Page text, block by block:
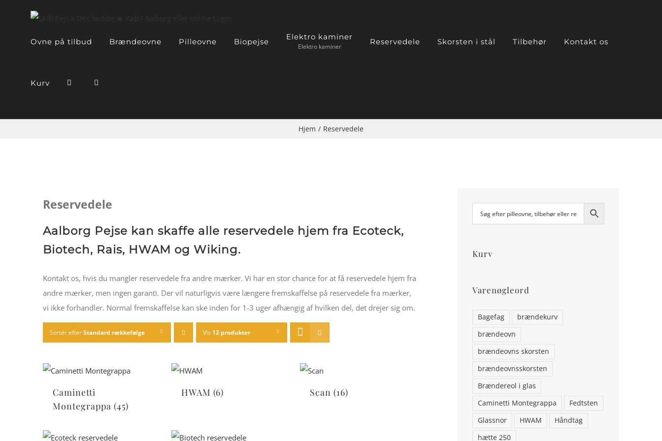
Ovne på tilbud Brændeovne Pilleovne Biopejse
Elektro kaminer
Elektro kaminer
Reservedele Skorsten i stål Tilbehør Kontakt os
Kurv
Hjem / Reservedele
Reservedele
Aalborg Pejse kan skaffe alle reservedele hjem fra Ecoteck,
Biotech, Rais, HWAM og Wiking.
Kontakt os, hvis du mangler reservedele fra andre mærker. Vi har en stor chance for at få reservedele hjem fra
andre mærker, men ingen garanti. Der vil naturligvis være længere fremskaffelse på reservedele fra mærker,
vi ikke forhandler. Normal fremskaffelse kan ske inden for 1-3 uger afhængig af hvilken del, det drejer sig om.
Sortér efterStandard rækkefølge Vis 12 produkter
Caminetti
Montegrappa (45)
HWAM (6) Scan (16)
Kurv
Varenøgleord
Bagefag
brændekurv
brændeovn
brændeovns skorsten
brændeovnsskorsten
Brændereol i glas
Caminetti Montegrappa
Fedtsten
Glassnor
HWAM
Håndtag
hætte 250